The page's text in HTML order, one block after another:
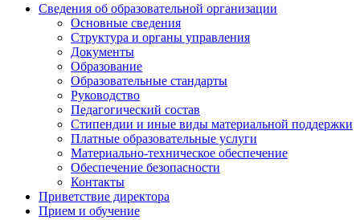
Сведения об образовательной организации
Основные сведения
Структура и органы управления
Документы
Образование
Образовательные стандарты
Руководство
Педагогический состав
Стипендии и иные виды материальной поддержки
Платные образовательные услуги
Материально-техническое обеспечение
Обеспечение безопасности
Контакты
Приветствие директора
Прием и обучение